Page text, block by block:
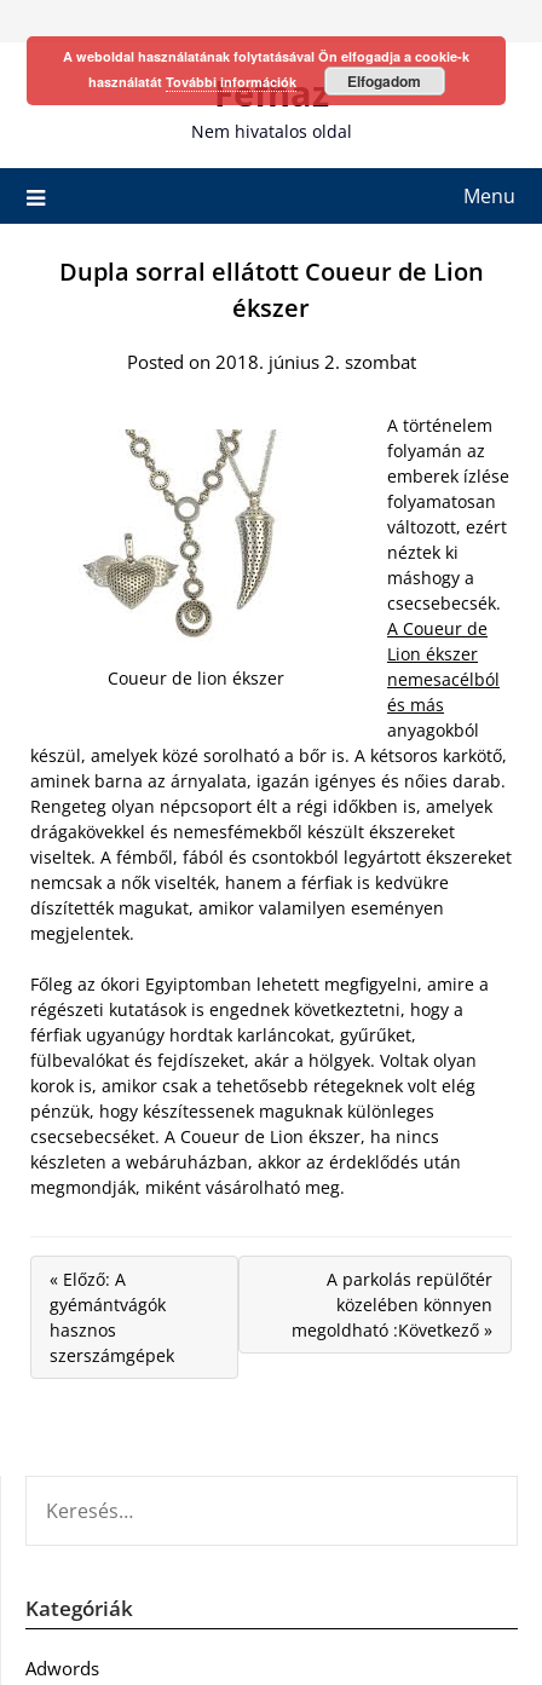
Fefhaz
Nem hivatalos oldal
Menu
Dupla sorral ellátott Coueur de Lion
ékszer
Posted on 2018. június 2. szombat
Coueur de lion ékszer
A történelem
folyamán az
emberek ízlése
folyamatosan
változott, ezért
néztek ki
máshogy a
csecsebecsék.
A Coueur de
Lion ékszer
nemesacélból
és más
anyagokból
készül, amelyek közé sorolható a bőr is. A kétsoros karkötő,
aminek barna az árnyalata, igazán igényes és nőies darab.
Rengeteg olyan népcsoport élt a régi időkben is, amelyek
drágakövekkel és nemesfémekből készült ékszereket
viseltek. A fémből, fából és csontokból legyártott ékszereket
nemcsak a nők viselték, hanem a férfiak is kedvükre
díszítették magukat, amikor valamilyen eseményen
megjelentek.
Főleg az ókori Egyiptomban lehetett megfigyelni, amire a
régészeti kutatások is engednek következtetni, hogy a
férfiak ugyanúgy hordtak karláncokat, gyűrűket,
fülbevalókat és fejdíszeket, akár a hölgyek. Voltak olyan
korok is, amikor csak a tehetősebb rétegeknek volt elég
pénzük, hogy készítessenek maguknak különleges
csecsebecséket. A Coueur de Lion ékszer, ha nincs
készleten a webáruházban, akkor az érdeklődés után
megmondják, miként vásárolható meg.
« Előző: A
gyémántvágók
hasznos
szerszámgépek
A parkolás repülőtér
közelében könnyen
megoldható :Következő »
Kategóriák
Adwords
A weboldal használatának folytatásával Ön elfogadja a cookie-k
használatát További információk Elfogadom